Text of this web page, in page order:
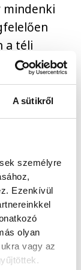
A sütikről
személyre
Ezenkívül
olyan
vagy az
mindenki
a téli
Zrt